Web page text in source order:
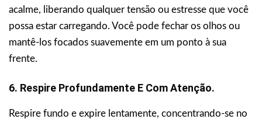
acalme, liberando qualquer tensão ou estresse que você
possa estar carregando. Você pode fechar os olhos ou
mantê-los focados suavemente em um ponto à sua
frente.
6. Respire Profundamente E Com Atenção.
Respire fundo e expire lentamente, concentrando-se no